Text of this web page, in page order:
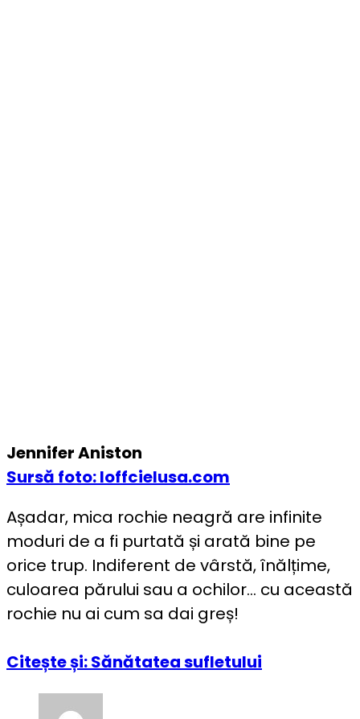
Jennifer Aniston
Sursă foto: loffcielusa.com
Așadar, mica rochie neagră are infinite
moduri de a fi purtată și arată bine pe
orice trup. Indiferent de vârstă, înălțime,
culoarea părului sau a ochilor… cu această
rochie nu ai cum sa dai greș!
Citește și: Sănătatea sufletului